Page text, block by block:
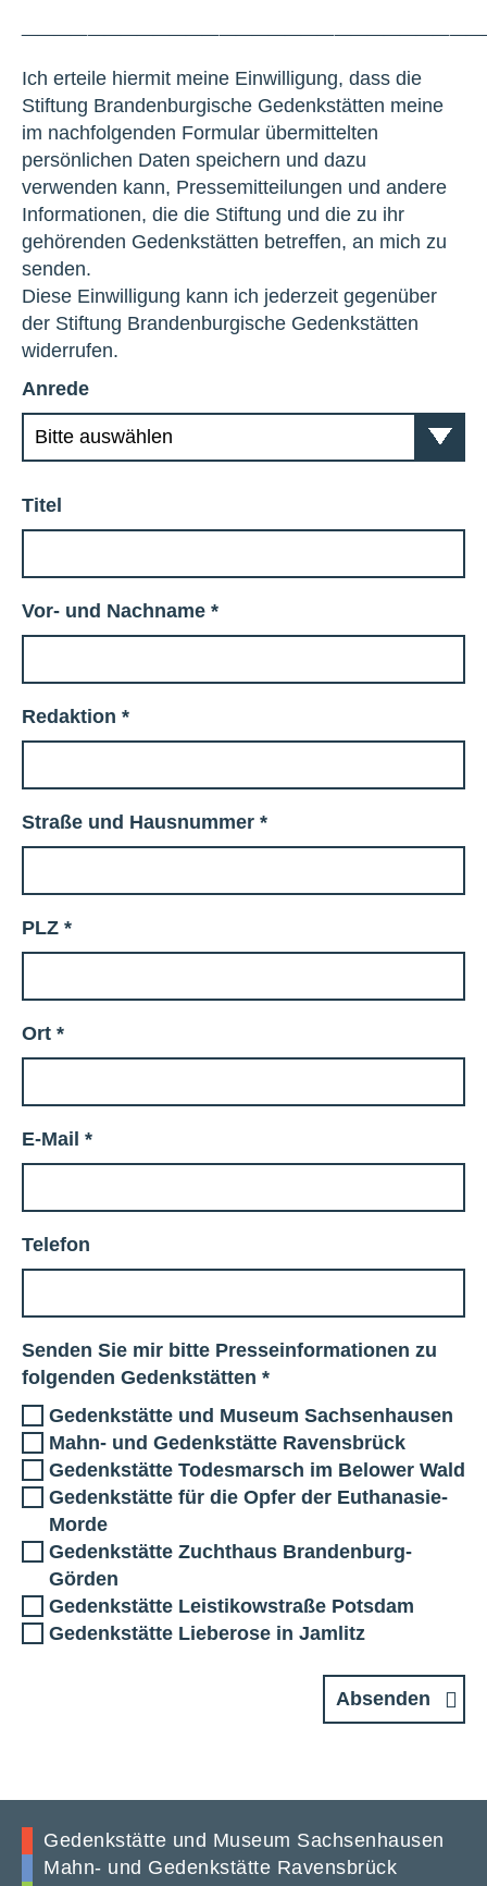
Ich erteile hiermit meine Einwilligung, dass die
Stiftung Brandenburgische Gedenkstätten meine
im nachfolgenden Formular übermittelten
persönlichen Daten speichern und dazu
verwenden kann, Pressemitteilungen und andere
Informationen, die die Stiftung und die zu ihr
gehörenden Gedenkstätten betreffen, an mich zu
senden.
Diese Einwilligung kann ich jederzeit gegenüber
der Stiftung Brandenburgische Gedenkstätten
widerrufen.
Anrede
Titel
Vor- und Nachname *
Redaktion *
Straße und Hausnummer *
PLZ *
Ort *
E-Mail *
Telefon
Senden Sie mir bitte Presseinformationen zu
folgenden Gedenkstätten *
Gedenkstätte und Museum Sachsenhausen
Mahn- und Gedenkstätte Ravensbrück
Gedenkstätte Todesmarsch im Belower Wald
Gedenkstätte für die Opfer der Euthanasie-
Morde
Gedenkstätte Zuchthaus Brandenburg-
Görden
Gedenkstätte Leistikowstraße Potsdam
Gedenkstätte Lieberose in Jamlitz
Absenden
Gedenkstätte und Museum Sachsenhausen
Mahn- und Gedenkstätte Ravensbrück